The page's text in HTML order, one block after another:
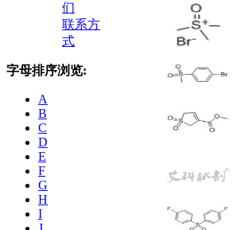
们
联系方
式
字母排序浏览:
A
B
C
D
E
F
G
H
I